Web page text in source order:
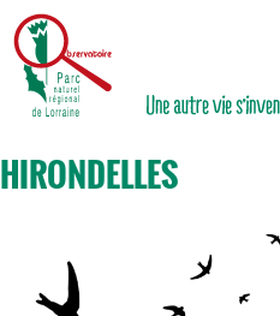
HIRONDELLES